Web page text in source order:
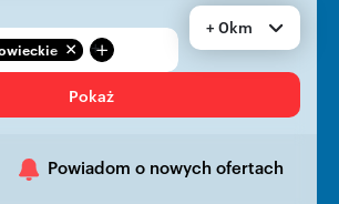
+
+ 0km
Pokaż
Powiadom o nowych ofertach